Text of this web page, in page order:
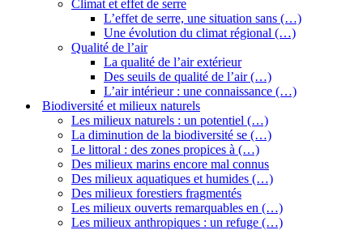
Climat et effet de serre
L’effet de serre, une situation sans (…)
Une évolution du climat régional (…)
Qualité de l’air
La qualité de l’air extérieur
Des seuils de qualité de l’air (…)
L’air intérieur : une connaissance (…)
Biodiversité et milieux naturels
Les milieux naturels : un potentiel (…)
La diminution de la biodiversité se (…)
Le littoral : des zones propices à (…)
Des milieux marins encore mal connus
Des milieux aquatiques et humides (…)
Des milieux forestiers fragmentés
Les milieux ouverts remarquables en (…)
Les milieux anthropiques : un refuge (…)